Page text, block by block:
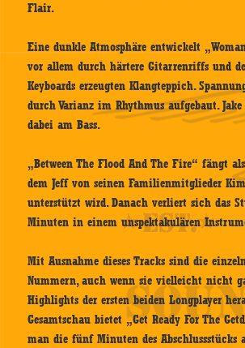
Flair.
Eine dunkle Atmosphäre entwickelt
vor allem durch härtere Gitarrenriffs und
Keyboards erzeugten Klangteppich.
durch Varianz im Rhythmus aufgebaut.
dabei am Bass.
„Between The Flood And The Fire“ fängt
dem Jeff von seinen Familienmitglieder
unterstützt wird. Danach verliert sich das
Minuten in einem unspektakulären
Mit Ausnahme dieses Tracks sind die
Nummern, auch wenn sie vielleicht nicht
Highlights der ersten beiden Longplayer
Gesamtschau bietet „Get Ready For The
man die fünf Minuten des Abschlussstücks